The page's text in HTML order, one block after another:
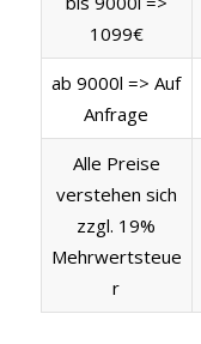
1099€
ab 9000l => Auf
Anfrage
Alle Preise
verstehen sich
zzgl. 19%
Mehrwertsteue
r